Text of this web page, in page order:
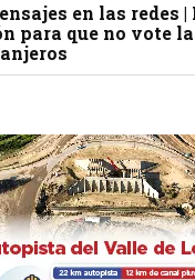
en las redes
para que no vote